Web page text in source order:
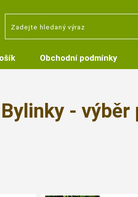
Obchodní podmínky
Bylinky - výběr